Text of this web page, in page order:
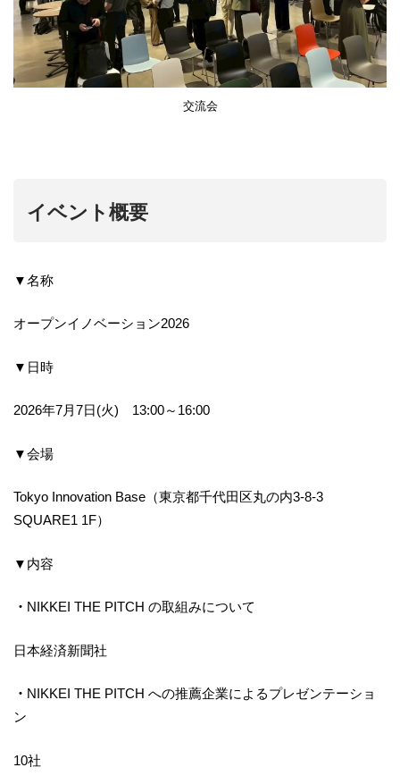
交流会
イベント概要
▼名称
オープンイノベーション2026
▼日時
2026年7月7日(火) 13:00～16:00
▼会場
Tokyo Innovation Base（東京都千代田区丸の内3-8-3
SQUARE1 1F）
▼内容
・ NIKKEI THE PITCH の取組みについて
日本経済新聞社
・ NIKKEI THE PITCH への推薦企業によるプレゼンテーショ
ン
10社